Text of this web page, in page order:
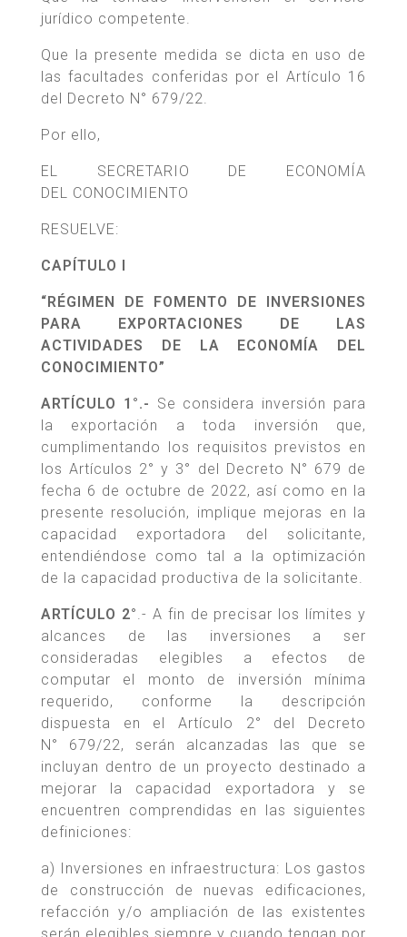
jurídico competente.
Que la presente medida se dicta en uso de
las facultades conferidas por el Artículo 16
del Decreto N° 679/22.
Por ello,
EL SECRETARIO DE ECONOMÍA
DEL CONOCIMIENTO
RESUELVE:
CAPÍTULO I
“RÉGIMEN DE FOMENTO DE INVERSIONES
PARA EXPORTACIONES DE LAS
ACTIVIDADES DE LA ECONOMÍA DEL
CONOCIMIENTO”
ARTÍCULO 1°.- Se considera inversión para
la exportación a toda inversión que,
cumplimentando los requisitos previstos en
los Artículos 2° y 3° del Decreto N° 679 de
fecha 6 de octubre de 2022, así como en la
presente resolución, implique mejoras en la
capacidad exportadora del solicitante,
entendiéndose como tal a la optimización
de la capacidad productiva de la solicitante.
ARTÍCULO 2°.- A fin de precisar los límites y
alcances de las inversiones a ser
consideradas elegibles a efectos de
computar el monto de inversión mínima
requerido, conforme la descripción
dispuesta en el Artículo 2° del Decreto
N° 679/22, serán alcanzadas las que se
incluyan dentro de un proyecto destinado a
mejorar la capacidad exportadora y se
encuentren comprendidas en las siguientes
definiciones:
a) Inversiones en infraestructura: Los gastos
de construcción de nuevas edificaciones,
refacción y/o ampliación de las existentes